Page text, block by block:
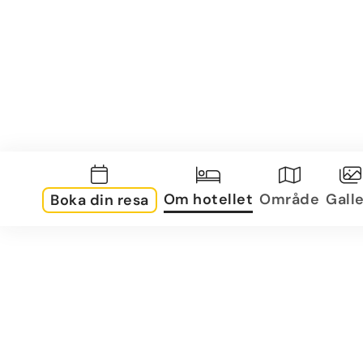
Boka din resa Om hotellet Område